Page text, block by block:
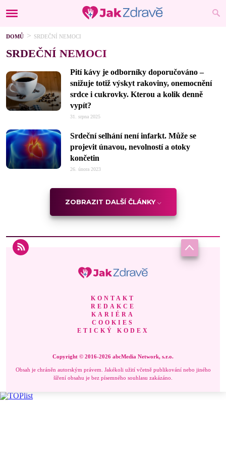
DOMŮ SRDEČNÍ NEMOCI
SRDEČNÍ NEMOCI
Pití kávy je odborníky doporučováno –
snižuje totiž výskyt rakoviny, onemocnění
srdce i cukrovky. Kterou a kolik denně
vypít?
31. srpna 2025
Srdeční selhání není infarkt. Může se
projevit únavou, nevolností a otoky
končetin
26. února 2023
ZOBRAZIT DALŠÍ ČLÁNKY
KONTAKT
REDAKCE
KARIÉRA
COOKIES
ETICKÝ KODEX
Copyright © 2016-2026 abcMedia Network, s.r.o.
Obsah je chráněn autorským právem. Jakékoli užití včetně publikování nebo jiného
šíření obsahu je bez písemného souhlasu zakázáno.